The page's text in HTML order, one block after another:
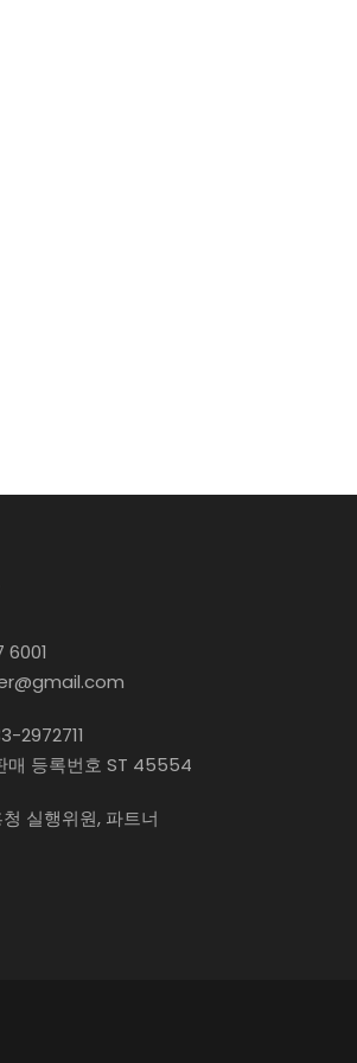
6001
2972711
매 등록번호 ST 45554
실행위원, 파트너